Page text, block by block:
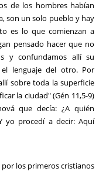
de los hombres habían
son un solo pueblo y hay
es lo que comienzan a
pensado hacer que no
y confundamos allí su
lenguaje del otro. Por
sobre toda la superficie
la ciudad" (Gén 11,5-9)
que decía: ¿A quién
yo procedí a decir: Aquí
los primeros cristianos